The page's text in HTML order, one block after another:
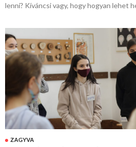
lenni? Kíváncsi vagy, hogy hogyan lehet
ZAGYVA